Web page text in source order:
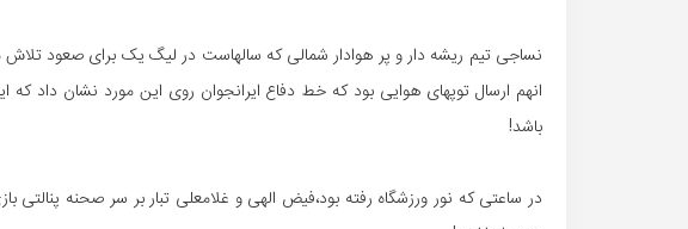
نساجی تیم ریشه دار و پر هوادار شمالی که سالهاست در لیگ یک برای صعود
انهم ارسال توپهای هوایی بود که خط دفاع ایرانجوان روی این مورد نشان داد که
باشد!
در ساعتی که نور ورزشگاه رفته بود،فیض الهی و غلامعلی تبار بر سر صحنه